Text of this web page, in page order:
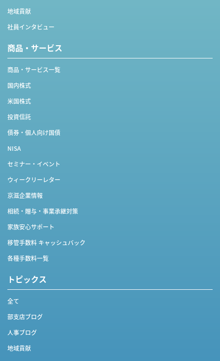
地域貢献
社員インタビュー
商品・サービス
商品・サービス一覧
国内株式
米国株式
投資信託
債券・個人向け国債
NISA
セミナー・イベント
ウィークリーレター
京滋企業情報
相続・贈与・事業承継対策
家族安心サポート
移管手数料 キャッシュバック
各種手数料一覧
トピックス
全て
部支店ブログ
人事ブログ
地域貢献